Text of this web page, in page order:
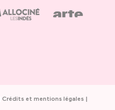
Crédits et mentions légales